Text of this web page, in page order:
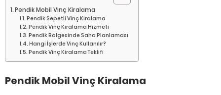
Pendik Mobil Vinç Kiralama
Pendik Sepetli Vinç Kiralama
Pendik Vinç Kiralama Hizmeti
Pendik Bölgesinde Saha Planlaması
Hangi İşlerde Vinç Kullanılır?
Pendik Vinç Kiralama Teklifi
Pendik Mobil Vinç Kiralama